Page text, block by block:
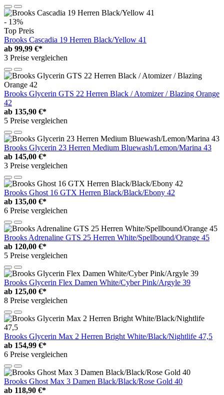
- 13%
Top Preis
Brooks Cascadia 19 Herren Black/Yellow 41
ab 99,99 €*
3 Preise vergleichen
Brooks Glycerin GTS 22 Herren Black / Atomizer / Blazing Orange
42
ab 135,90 €*
5 Preise vergleichen
Brooks Glycerin 23 Herren Medium Bluewash/Lemon/Marina 43
ab 145,00 €*
3 Preise vergleichen
Brooks Ghost 16 GTX Herren Black/Black/Ebony 42
ab 135,00 €*
6 Preise vergleichen
Brooks Adrenaline GTS 25 Herren White/Spellbound/Orange 45
ab 120,00 €*
5 Preise vergleichen
Brooks Glycerin Flex Damen White/Cyber Pink/Argyle 39
ab 125,00 €*
8 Preise vergleichen
Brooks Glycerin Max 2 Herren Bright White/Black/Nightlife 47,5
ab 154,99 €*
6 Preise vergleichen
Brooks Ghost Max 3 Damen Black/Black/Rose Gold 40
ab 118,90 €*